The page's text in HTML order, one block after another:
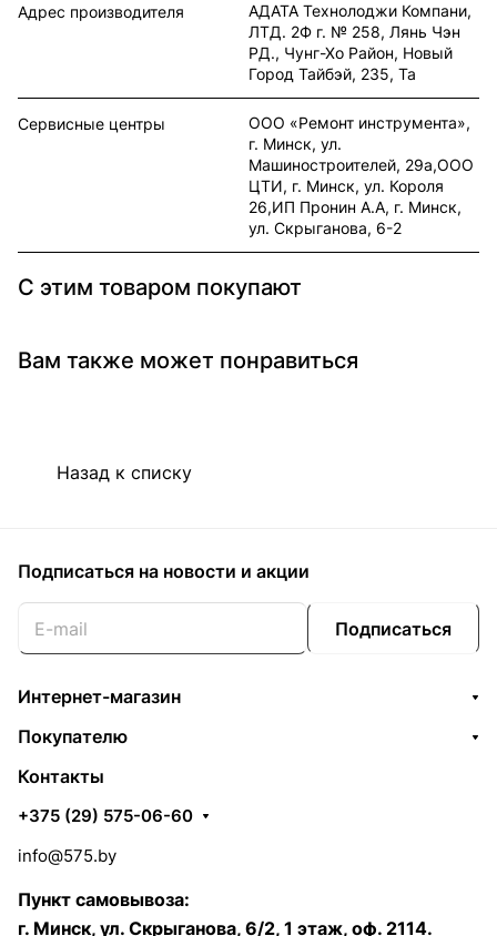
Адрес производителя
АДАТА Технолоджи Компани,
ЛТД. 2Ф г. № 258, Лянь Чэн
РД., Чунг-Хо Район, Новый
Город Тайбэй, 235, Та
Сервисные центры
ООО «Ремонт инструмента»,
г. Минск, ул.
Машиностроителей, 29а,ООО
ЦТИ, г. Минск, ул. Короля
26,ИП Пронин А.А, г. Минск,
ул. Скрыганова, 6-2
С этим товаром покупают
Вам также может понравиться
Назад к списку
Подписаться на новости и акции
Подписаться
Интернет-магазин
Покупателю
Контакты
+375 (29) 575-06-60
info@575.by
Пункт самовывоза:
г. Минск, ул. Скрыганова, 6/2, 1 этаж, оф. 2114.